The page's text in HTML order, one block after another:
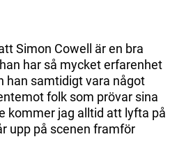
Simon Cowell är en bra
har så mycket erfarenhet
han samtidigt vara något
folk som prövar sina
kommer jag alltid att lyfta på
upp på scenen framför